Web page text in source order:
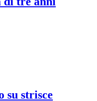
su strisce